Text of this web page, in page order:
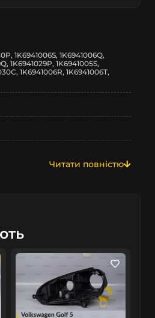
1K6941006S, 1K6941006Q,
1K6941029P, 1K6941005S,
1K6941006R, 1K6941006T,
Читати повністю